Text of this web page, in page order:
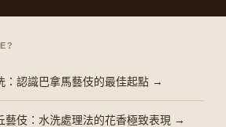
：認識巴拿馬藝伎的最佳起點 →
藝伎：水洗處理法的花香極致表現 →